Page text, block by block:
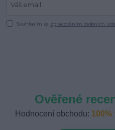
Souhlasím se zpracováním osobních
Ověřené
Hodnocení obchodu: